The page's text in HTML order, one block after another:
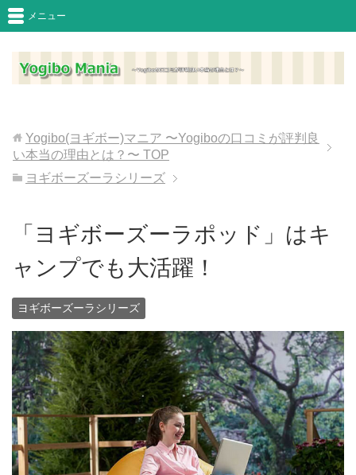
メニュー
Yogibo(ヨギボー)マニア 〜Yogiboの口コミが評判良
い本当の理由とは？〜 TOP
ヨギボーズーラシリーズ
「ヨギボーズーラポッド」はキ
ャンプでも大活躍！
ヨギボーズーラシリーズ